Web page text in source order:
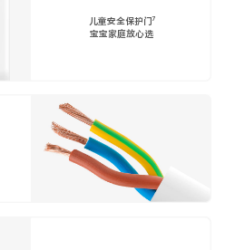
儿童安全保护门7
宝宝家庭放心选